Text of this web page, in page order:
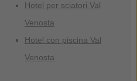
Hotel per sciatori Val
Venosta
Hotel con piscina Val
Venosta